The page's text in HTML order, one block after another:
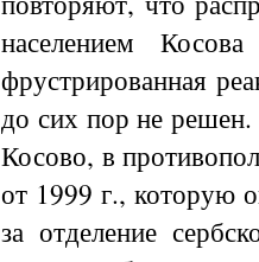
населением
фрустрированная
до сих пор не
Косово, в
от 1999 г., которую
за отделение